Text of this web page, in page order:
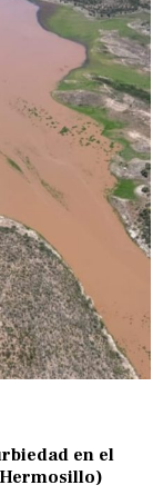
en el